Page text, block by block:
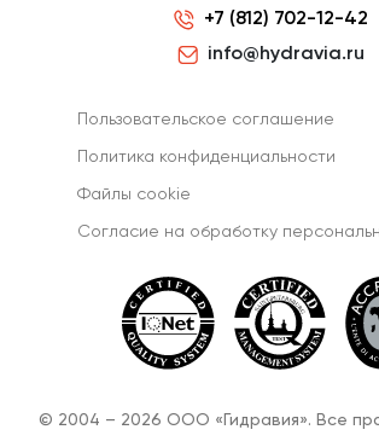
+7 (812) 702-12-42
info@hydravia.ru
Пользовательское соглашение
Политика конфиденциальности
Файлы cookie
Согласиe на обработку
© 2004 – 2026 ООО «Гидравия». Все